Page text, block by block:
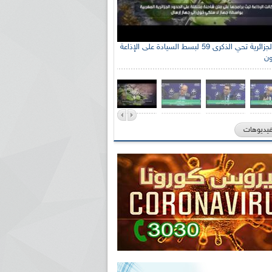
الوطنية الجزائرية للتضامن مع الشعب
السيد سعيد العياشي